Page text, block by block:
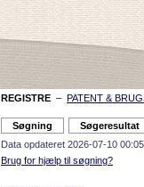
REGISTRE – PATENT &
Data opdateret 2026-07-10
Brug for hjælp til søgning?